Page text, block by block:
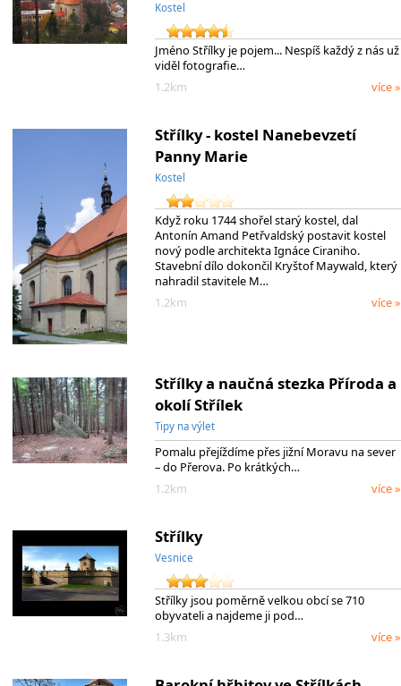
Kostel
Jméno Střílky je pojem... Nespíš každý z nás už
viděl fotografie…
1.2km
více »
Střílky - kostel Nanebevzetí
Panny Marie
Kostel
Když roku 1744 shořel starý kostel, dal
Antonín Amand Petřvaldský postavit kostel
nový podle architekta Ignáce Ciraniho.
Stavební dílo dokončil Kryštof Maywald, který
nahradil stavitele M…
1.2km
více »
Střílky a naučná stezka Příroda a
okolí Střílek
Tipy na výlet
Pomalu přejíždíme přes jižní Moravu na sever
– do Přerova. Po krátkých…
1.2km
více »
Střílky
Vesnice
Střílky jsou poměrně velkou obcí se 710
obyvateli a najdeme ji pod…
1.3km
více »